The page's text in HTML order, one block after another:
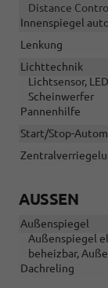
Distance
Innenspiegel
Lenkung
Lichttechnik
Lichtsensor,
Scheinwerfer
Pannenhilfe
Start/Stop-
AUSSEN
Außenspiegel
Außenspiegel
beheizbar,
Dachreling